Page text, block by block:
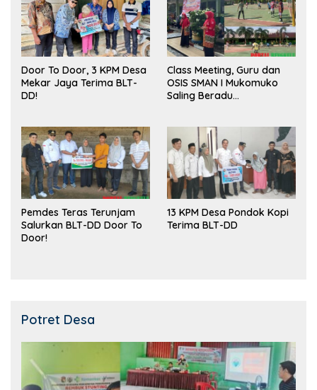
Door To Door, 3 KPM Desa
Mekar Jaya Terima BLT-
DD!
Class Meeting, Guru dan
OSIS SMAN I Mukomuko
Saling Beradu
Pemdes Teras Terunjam
Salurkan BLT-DD Door To
Door!
13 KPM Desa Pondok Kopi
Terima BLT-DD
Potret Desa